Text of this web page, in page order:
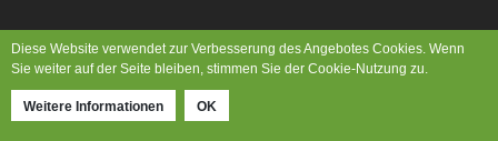
Diese Website verwendet zur Verbesserung des Angebotes Cookies. Wenn
Sie weiter auf der Seite bleiben, stimmen Sie der Cookie-Nutzung zu.
Weitere Informationen OK